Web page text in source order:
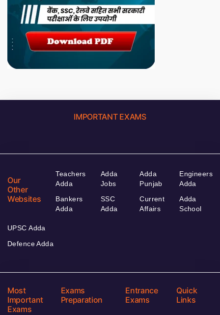
IMPORTANT EXAMS
Our
Other
Websites
Teachers
Adda
Bankers
Adda
Adda
Jobs
SSC
Adda
Adda
Punjab
Current
Affairs
Engineers
Adda
Adda
School
UPSC Adda
Defence Adda
Most
Important
Exams
Exams
Preparation
Entrance
Exams
Quick
Links